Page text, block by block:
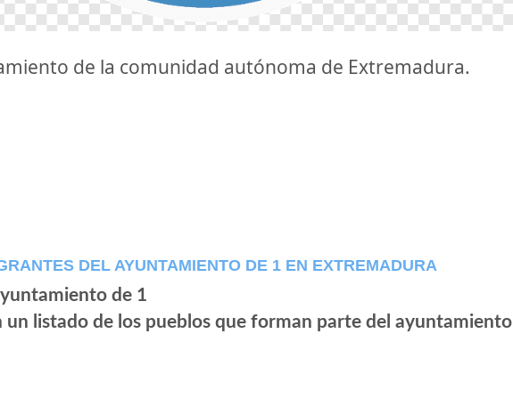
de la comunidad autónoma de Extremadura.
DEL AYUNTAMIENTO DE 1 EN EXTREMADURA
listado de los pueblos que forman parte del ayuntamiento